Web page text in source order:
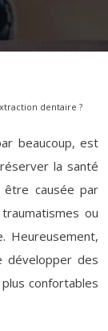
dentaire ?
beaucoup, est
la santé
être causée par
ou
Heureusement,
développer des
confortables